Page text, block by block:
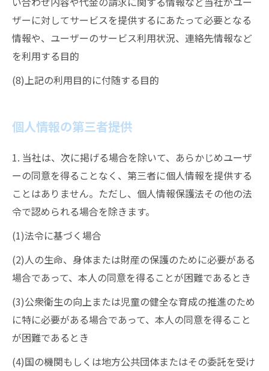
ザーに対してサービスを提供するにあたって必要となる
情報や、ユーザーのサービス利用状況、連絡先情報など
を利用する目的
(8)上記の利用目的に付随する目的
個人情報の第三者提供
1. 当社は、次に掲げる場合を除いて、あらかじめユーザ
ーの同意を得ることなく、第三者に個人情報を提供する
ことはありません。ただし、個人情報保護法その他の法
令で認められる場合を除きます。
(1)法令に基づく場合
(2)人の生命、身体または財産の保護のために必要がある
場合であって、本人の同意を得ることが困難であるとき
(3)公衆衛生の向上または児童の健全な育成の推進のため
に特に必要がある場合であって、本人の同意を得ること
が困難であるとき
(4)国の機関もしくは地方公共団体またはその委託を受け